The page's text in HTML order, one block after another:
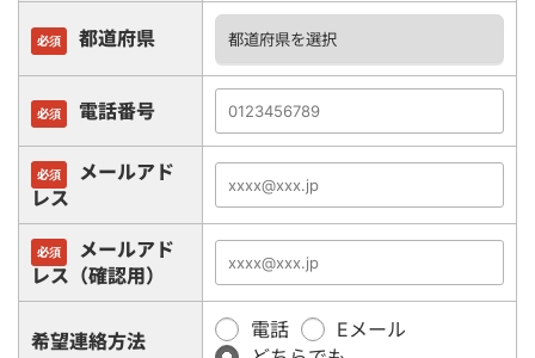
必須 都道府県
必須 電話番号
必須
メールアド
レス
必須
メールアド
レス（確認用）
希望連絡方法
電話
Eメール